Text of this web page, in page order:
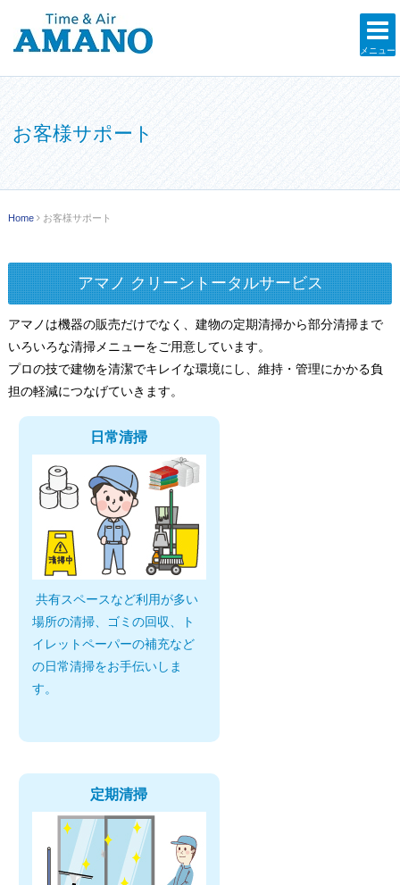
メニュー
お客様サポート
Home お客様サポート
アマノ クリーントータルサービス
アマノは機器の販売だけでなく、建物の定期清掃から部分清掃まで
いろいろな清掃メニューをご用意しています。
プロの技で建物を清潔でキレイな環境にし、維持・管理にかかる負
担の軽減につなげていきます。
日常清掃
共有スペースなど利用が多い
場所の清掃、ゴミの回収、ト
イレットペーパーの補充など
の日常清掃をお手伝いしま
す。
定期清掃